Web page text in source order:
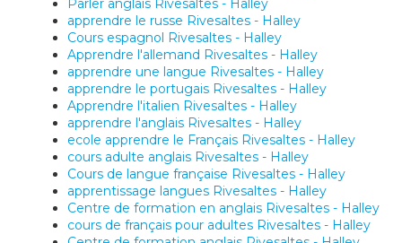
Parler anglais Rivesaltes - Halley
apprendre le russe Rivesaltes - Halley
Cours espagnol Rivesaltes - Halley
Apprendre l'allemand Rivesaltes - Halley
apprendre une langue Rivesaltes - Halley
apprendre le portugais Rivesaltes - Halley
Apprendre l'italien Rivesaltes - Halley
apprendre l'anglais Rivesaltes - Halley
ecole apprendre le Français Rivesaltes - Halley
cours adulte anglais Rivesaltes - Halley
Cours de langue française Rivesaltes - Halley
apprentissage langues Rivesaltes - Halley
Centre de formation en anglais Rivesaltes - Halley
cours de français pour adultes Rivesaltes - Halley